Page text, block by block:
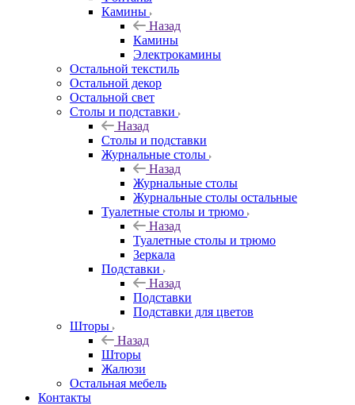
Камины
Назад
Камины
Электрокамины
Остальной текстиль
Остальной декор
Остальной свет
Столы и подставки
Назад
Столы и подставки
Журнальные столы
Назад
Журнальные столы
Журнальные столы остальные
Туалетные столы и трюмо
Назад
Туалетные столы и трюмо
Зеркала
Подставки
Назад
Подставки
Подставки для цветов
Шторы
Назад
Шторы
Жалюзи
Остальная мебель
Контакты